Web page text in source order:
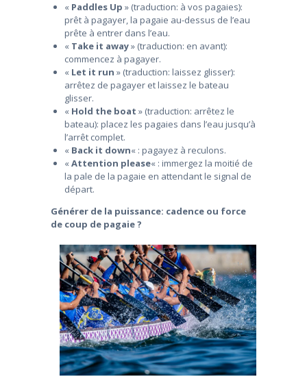
« Paddles Up » (traduction: à vos pagaies):
prêt à pagayer, la pagaie au-dessus de l’eau
prête à entrer dans l’eau.
« Take it away» (traduction: en avant):
commencez à pagayer.
« Let it run » (traduction: laissez glisser):
arrêtez de pagayer et laissez le bateau
glisser.
« Hold the boat » (traduction: arrêtez le
bateau): placez les pagaies dans l’eau jusqu’à
l’arrêt complet.
« Back it down« : pagayez à reculons.
«Attention please« : immergez la moitié de
la pale de la pagaie en attendant le signal de
départ.
Générer de la puissance: cadence ou force
de coup de pagaie ?